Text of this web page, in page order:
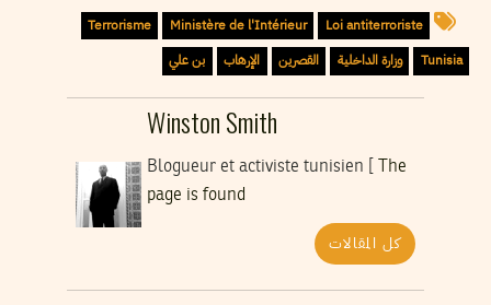
Loi antiterroriste
Ministère de l'Intérieur
Terrorisme
Tunisia
وزارة الداخلية القصرين الإرهاب بن علي
Winston Smith
Blogueur et activiste tunisien [
The
page is found
كل المقالات